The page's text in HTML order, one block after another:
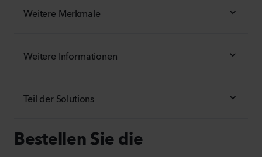
Weitere Merkmale
Weitere Informationen
Teil der Solutions
Bestellen Sie die